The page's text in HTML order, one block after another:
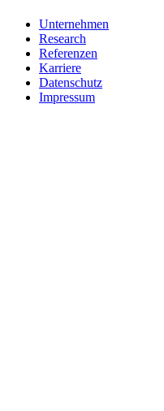
Unternehmen
Research
Referenzen
Karriere
Datenschutz
Impressum